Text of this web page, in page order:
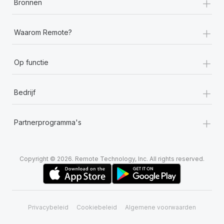
Bronnen
Waarom Remote? +
Op functie +
Bedrijf +
Partnerprogramma's +
Copyright © 2026. Remote Technology, Inc. All rights reserved.
Privacybeleid Cookiebeleid Algemene voorwaarden